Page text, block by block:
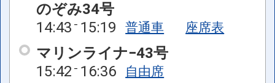
のぞみ34号
14:43 15:19 普通車 座席表
マリンライナ−43号
15:42 16:36
自由席